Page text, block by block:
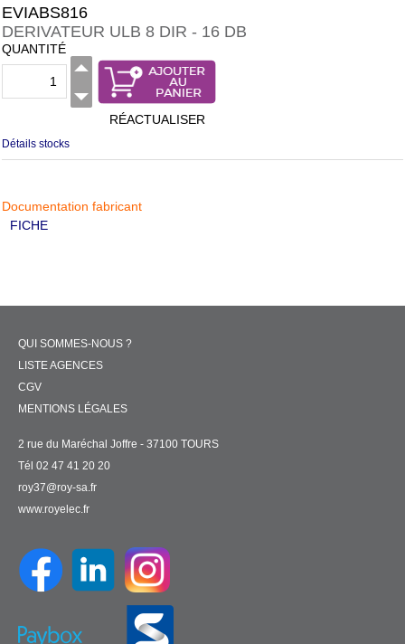
EVIABS816
DERIVATEUR ULB 8 DIR - 16 DB
QUANTITÉ
RÉACTUALISER
Détails stocks
Documentation fabricant
FICHE
QUI SOMMES-NOUS ?
LISTE AGENCES
CGV
MENTIONS LÉGALES
2 rue du Maréchal Joffre - 37100 TOURS
Tél 02 47 41 20 20
roy37@roy-sa.fr
www.royelec.fr